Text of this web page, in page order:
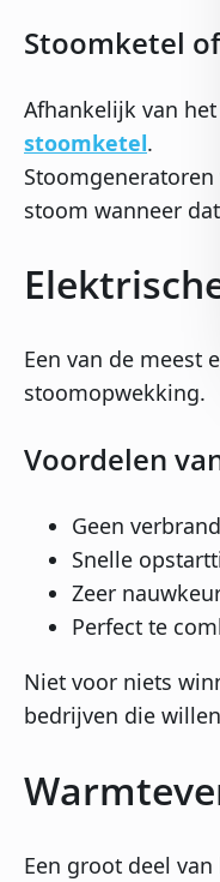
Stoomketel
Afhankelijk van het
stoomketel.
stoom wanneer dat
Een van de meest
stoomopwekking.
Voordelen
Geen
Snelle
Zeer
Perfect te
Niet voor niets
bedrijven die
Een groot deel